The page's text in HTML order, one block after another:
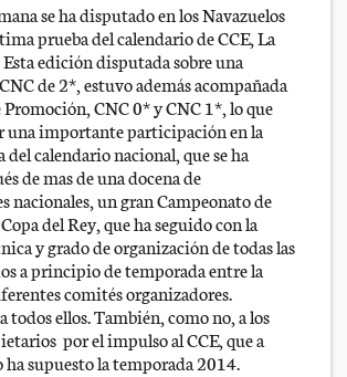
se ha disputado en los Navazuelos
prueba del calendario de CCE, La
Esta edición disputada sobre una
de 2*, estuvo además acompañada
Promoción, CNC 0* y CNC 1*, lo que
una importante participación en la
calendario nacional, que se ha
de mas de una docena de
nacionales, un gran Campeonato de
del Rey, que ha seguido con la
y grado de organización de todas las
a principio de temporada entre la
comités organizadores.
todos ellos. También, como no, a los
por el impulso al CCE, que a
supuesto la temporada 2014.